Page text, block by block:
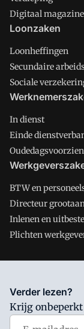
Digitaal magazine
Loonzaken
Loonheffingen
Secundaire
Sociale
In dienst
Einde
BTW en
Directeur
Inlenen en
Plichten
Salarisnet is
waar VMN media
volgende
Verder lezen?
Krijg